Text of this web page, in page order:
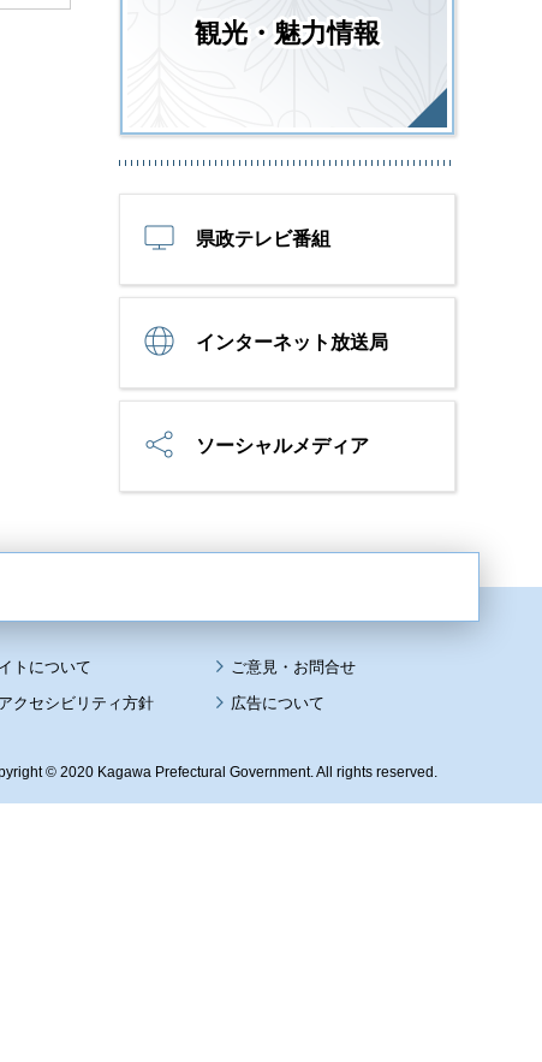
観光・魅力情報
県政テレビ番組
インターネット放送局
ソーシャルメディア
トについて
クセシビリティ方針 広告について
© 2020 Kagawa Prefectural Government. All rights reserved.